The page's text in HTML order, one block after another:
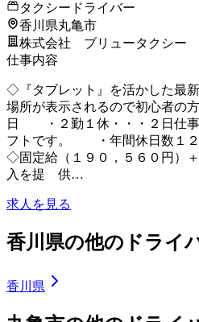
タクシードライバー
香川県丸亀市
株式会社 ブリュータクシー
仕事内容
◇『タブレット』を活かした
場所が表示されるので初心者
日 ・２勤１休・・・２日仕事
フトです。 ・年間休日数１
◇固定給（１９０，５６０円）
入を提 供…
求人を見る
香川県の他のドライ
香川県